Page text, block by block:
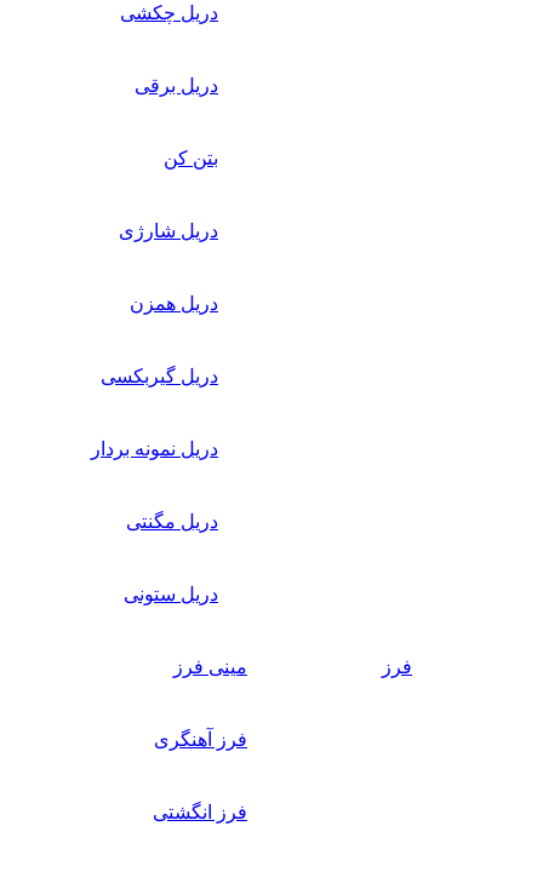
دریل چکشی
دریل برقی
بتن کن
دریل شارژی
دریل همزن
دریل گیربکسی
دریل نمونه بردار
دریل مگنتی
دریل ستونی
فرز مینی فرز
فرز آهنگری
فرز انگشتی